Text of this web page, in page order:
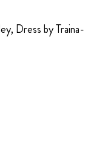
Dress by Traina-